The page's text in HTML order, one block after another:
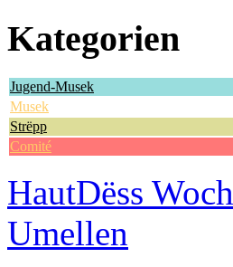
Kategorien
Jugend-Musek
Musek
Strëpp
Comité
HautDëss Woch
Umellen